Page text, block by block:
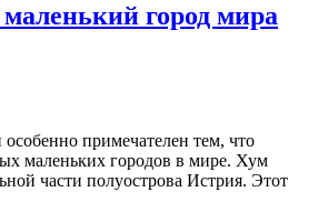
город мира
примечателен тем, что
маленьких городов в мире. Хум
части полуострова Истрия. Этот